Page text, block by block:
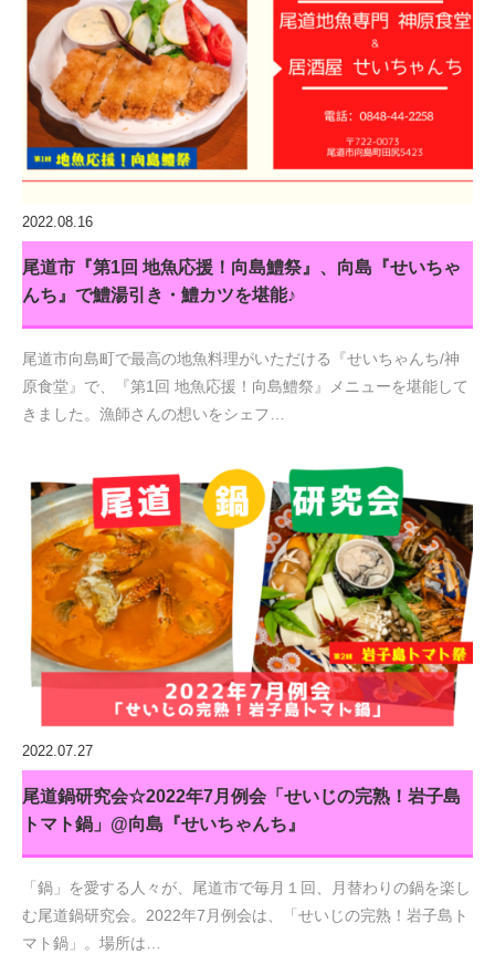
2022.08.16
尾道市『第1回 地魚応援！向島鱧祭』、向島『せいちゃ
んち』で鱧湯引き・鱧カツを堪能♪
尾道市向島町で最高の地魚料理がいただける『せいちゃんち/神
原食堂』で、『第1回 地魚応援！向島鱧祭』メニューを堪能して
きました。漁師さんの想いをシェフ…
2022.07.27
尾道鍋研究会☆2022年7月例会「せいじの完熟！岩子島
トマト鍋」@向島『せいちゃんち』
「鍋」を愛する人々が、尾道市で毎月１回、月替わりの鍋を楽し
む尾道鍋研究会。2022年7月例会は、「せいじの完熟！岩子島ト
マト鍋」。場所は…